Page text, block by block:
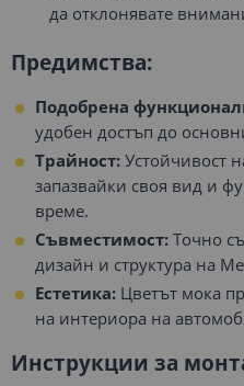
да отклонявате
Предимства:
Подобрена
удобен достъп до
Трайност: Устойчивост
запазвайки своя вид и
време.
Съвместимост: Точно
дизайн и структура на
Естетика: Цветът мока
на интериора на
Инструкции за